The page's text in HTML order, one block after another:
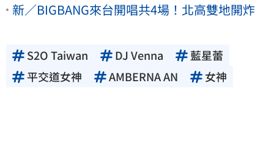
新／BIGBANG來台開唱共4場！北高雙地開炸
S2O Taiwan DJ Venna
藍星蕾
平交道女神
AMBERNA AN 女神